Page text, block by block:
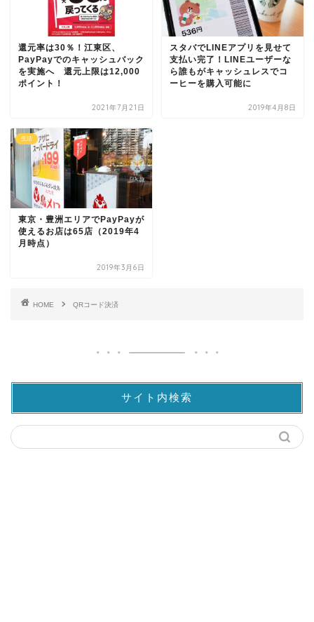
還元率は30％！江東区、
PayPayでのキャッシュバック
を実施へ 還元上限は12,000
ポイント！
2021年7月21日
スタバでLINEアプリを見せて
支払い完了！LINEユーザーな
ら誰もがキャッシュレスでコ
ーヒーを購入可能に
2019年4月8日
生活
東京・豊洲エリアでPayPayが
使えるお店は65店（2019年4
月時点）
2019年3月6日
HOME QRコード決済
サイト内検索